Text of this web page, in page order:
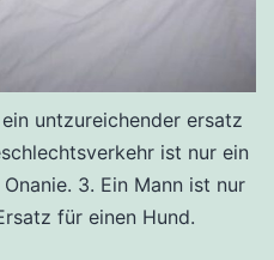
untzureichender ersatz
ist nur ein
3. Ein Mann ist nur
für einen Hund.